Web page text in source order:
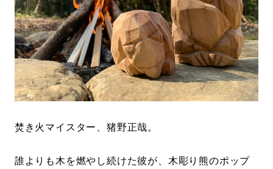
#LIFESTYLE #SNEAKER #OUTDOOR
#SPORTS #HANDSOME HANDBOOK
焚き火マイスター、猪野正哉。
誰よりも木を燃やし続けた彼が、木彫り熊のポップ